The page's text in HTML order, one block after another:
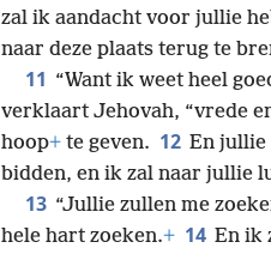
zal ik aandacht voor jullie
naar deze plaats terug te
11 “Want ik weet heel
verklaart Jehovah, “vrede
hoop+ te geven. 12 En jullie
bidden, en ik zal naar jullie
13 “Jullie zullen me
hele hart zoeken.+ 14 En ik